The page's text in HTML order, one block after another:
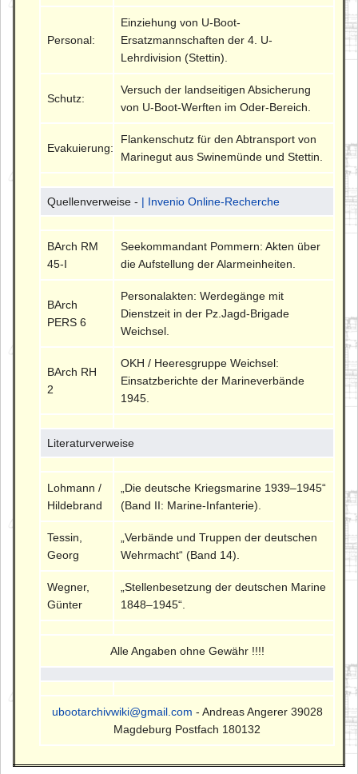
Personal:
Einziehung von U-Boot-
Ersatzmannschaften der 4. U-
Lehrdivision (Stettin).
Schutz:
Versuch der landseitigen Absicherung
von U-Boot-Werften im Oder-Bereich.
Evakuierung:
Flankenschutz für den Abtransport von
Marinegut aus Swinemünde und Stettin.
Quellenverweise - | Invenio Online-Recherche
BArch RM
45-I
Seekommandant Pommern: Akten über
die Aufstellung der Alarmeinheiten.
BArch
PERS 6
Personalakten: Werdegänge mit
Dienstzeit in der Pz.Jagd-Brigade
Weichsel.
BArch RH
2
OKH / Heeresgruppe Weichsel:
Einsatzberichte der Marineverbände
1945.
Literaturverweise
Lohmann /
Hildebrand
„Die deutsche Kriegsmarine 1939–1945“
(Band II: Marine-Infanterie).
Tessin,
Georg
„Verbände und Truppen der deutschen
Wehrmacht“ (Band 14).
Wegner,
Günter
„Stellenbesetzung der deutschen Marine
1848–1945“.
Alle Angaben ohne Gewähr !!!!
ubootarchivwiki@gmail.com - Andreas Angerer 39028
Magdeburg Postfach 180132